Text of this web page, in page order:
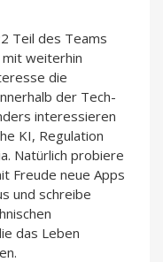
Teil des Teams
weiterhin
die
der Tech-
interessieren
KI, Regulation
Natürlich probiere
Freude neue Apps
und schreibe
das Leben